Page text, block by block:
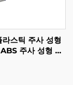
라스틱 주사 성형
주사 성형 플